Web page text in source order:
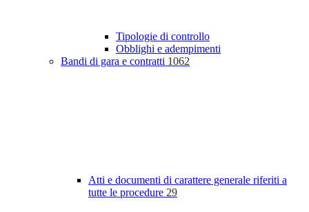
Tipologie di controllo
Obblighi e adempimenti
Bandi di gara e contratti 1062
Atti e documenti di carattere generale riferiti a
tutte le procedure 29